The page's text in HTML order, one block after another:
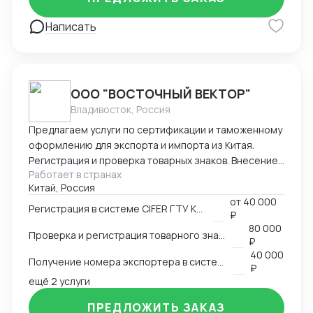
разной сложности, от станков до БАДов
Написать
ООО "ВОСТОЧНЫЙ ВЕКТОР"
Владивосток, Россия
Предлагаем услуги по сертификации и таможенному
оформлению для экспорта и импорта из Китая.
Регистрация и проверка товарных знаков. Внесение
в таможенный реестр товарных знаков.
Изготовление маркировки для пищевой продукции
для реализации в Китае. Получение номера
HS и CIQ кодов.
Работает в странах
Китай, Россия
от 40 000
₽
80 000
₽
40 000
₽
ещё 2 услуги
ПРЕДЛОЖИТЬ ЗАКАЗ